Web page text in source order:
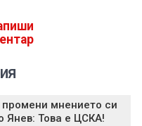
мнението си
Янев: Това е ЦСКА!